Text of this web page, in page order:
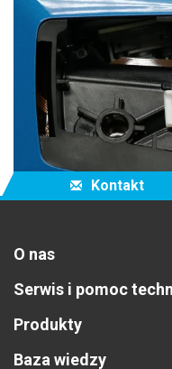
Kontakt
O nas
Serwis i pomoc
Produkty
Baza wiedzy